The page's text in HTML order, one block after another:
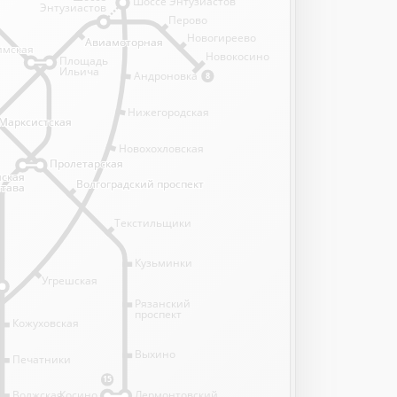
8
15
Андроновка
Нижегородская
Новохохловская
Угрешская
Текстильщики
Кузьминки
Рязанский
проспект
Выхино
Лермонтовский
Кожуховская
Печатники
Волжская
Перово
Новогиреево
Новокосино
Площадь
Ильича
Пролетарская
Пролетарская
Волгоградский проспект
Волгоградский проспект
Авиамоторная
Авиамоторная
Энтузиастов
Косино